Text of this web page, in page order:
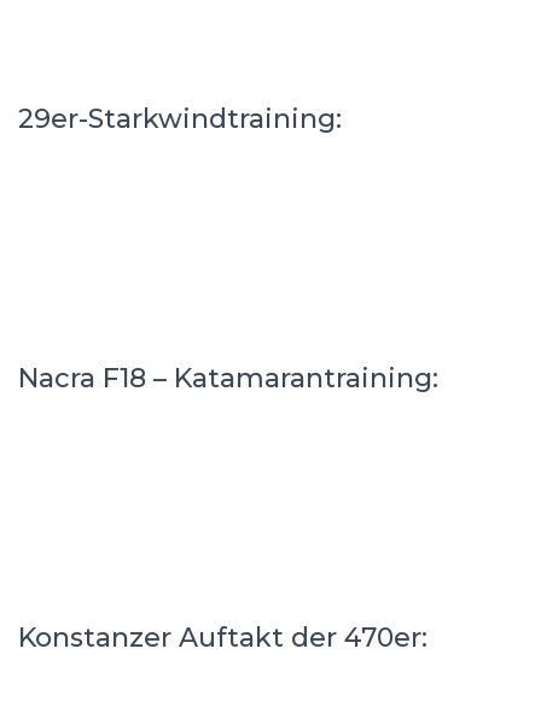
29er-Starkwindtraining:
Nacra F18 – Katamarantraining:
Konstanzer Auftakt der 470er: